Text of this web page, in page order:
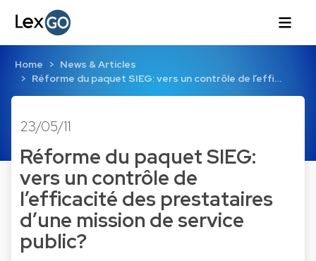
Home
News & Articles
Réforme du paquet SIEG: vers un contrôle de l’effi…
23/05/11
Réforme du paquet SIEG:
vers un contrôle de
l’efficacité des prestataires
d’une mission de service
public?